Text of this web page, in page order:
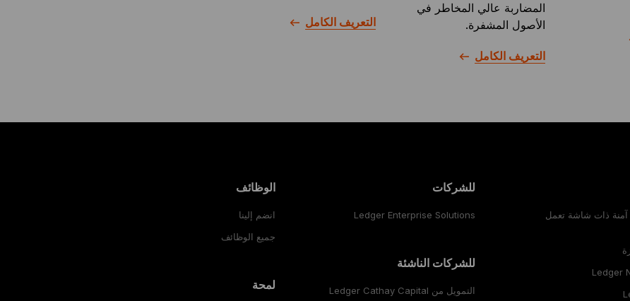
المضاربة عالي المخاطر في
الأصول المشفرة.
التعريف الكامل
التعريف الكامل
آمنة ذات شاشة تعمل
Ledger
للشركات
Ledger Enterprise Solutions
للشركات الناشئة
التمويل من Ledger Cathay Capital
الوظائف
انضم إلينا
جميع الوظائف
لمحة